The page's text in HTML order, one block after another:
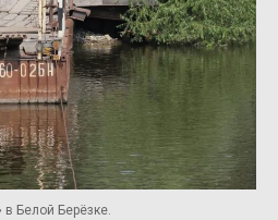
в Белой Берёзке.